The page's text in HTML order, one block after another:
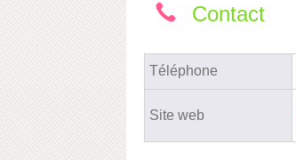
Contact
Téléphone
Site web